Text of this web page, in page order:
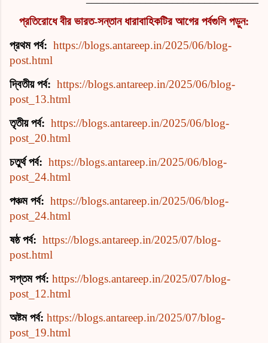
প্রতিরোধে বীর ভারত-সন্তান ধারাবাহিকটির আগের পর্বগুলি পড়ুন:
প্রথম পর্ব: https://blogs.antareep.in/2025/06/blog-
post.html
দ্বিতীয় পর্ব: https://blogs.antareep.in/2025/06/blog-
post_13.html
তৃতীয় পর্ব: https://blogs.antareep.in/2025/06/blog-
post_20.html
চতুর্থ পর্ব: https://blogs.antareep.in/2025/06/blog-
post_24.html
পঞ্চম পর্ব: https://blogs.antareep.in/2025/06/blog-
post_24.html
ষষ্ঠ পর্ব: https://blogs.antareep.in/2025/07/blog-
post.html
সপ্তম পর্ব: https://blogs.antareep.in/2025/07/blog-
post_12.html
অষ্টম পর্ব: https://blogs.antareep.in/2025/07/blog-
post_19.html